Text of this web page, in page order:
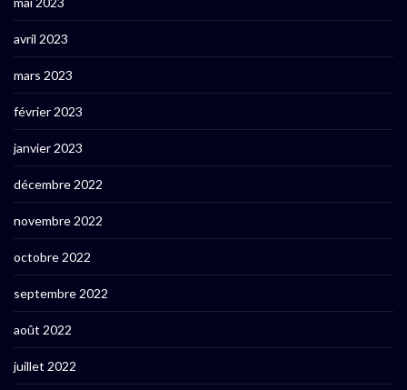
avril 2023
mars 2023
février 2023
janvier 2023
décembre 2022
novembre 2022
octobre 2022
septembre 2022
août 2022
juillet 2022